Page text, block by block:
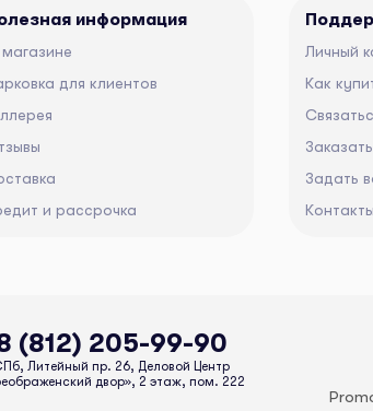
информация
для клиентов
и рассрочка
Личный
Как
Задать
Контакты
(812) 205-99-90
Литейный пр. 26, Деловой Центр
двор», 2 этаж, пом. 222